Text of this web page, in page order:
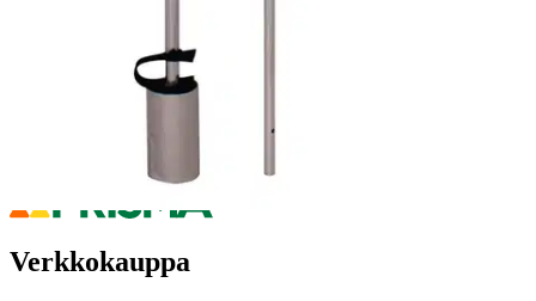
Ilmainen palautus 30 päivää.*
Verkkokauppa